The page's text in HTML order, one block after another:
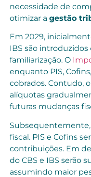
necessidade de
otimizar a gestão
Em 2029,
IBS são introduzidos
familiarização. O
enquanto PIS, Cofins,
cobrados. Contudo,
alíquotas
futuras mudanças
Subsequentemente,
fiscal. PIS e Cofins
contribuições. Em
do CBS e IBS serão
assumindo maior